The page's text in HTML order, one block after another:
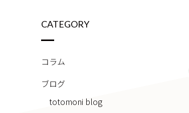
CATEGORY
コラム
ブログ
totomoni blog